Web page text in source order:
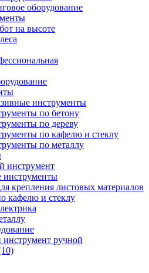
оборудование
на высоте
инструменты
по бетону
по дереву
по кафелю и стеклу
по металлу
инструмент
инструменты
крепления листовых материалов
кафелю и стеклу
инструмент ручной